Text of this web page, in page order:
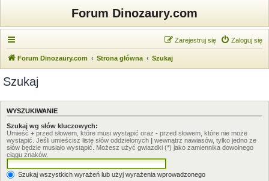
Forum Dinozaury.com
Zaloguj się
Zarejestruj się
Forum Dinozaury.com Strona główna Szukaj
Szukaj
WYSZUKIWANIE
Szukaj wg słów kluczowych:
Umieść + przed słowem, które musi wystąpić oraz - przed słowem, które nie może
wystąpić. Jeśli umieścisz listę słów oddzielonych | wewnątrz nawiasów, tylko jedno ze
słów będzie musiało wystąpić. Możesz użyć gwiazdki (*) jako zamiennika dowolnego
ciągu znaków.
Szukaj wszystkich wyrażeń lub użyj wyrażenia wprowadzonego